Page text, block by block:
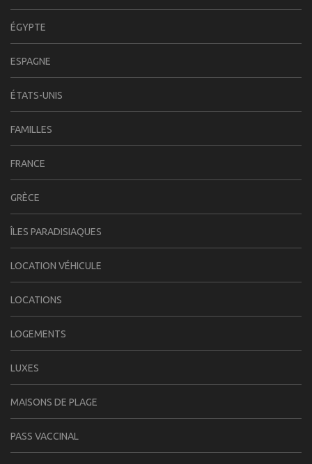
ÉGYPTE
ESPAGNE
ÉTATS-UNIS
FAMILLES
FRANCE
GRÈCE
ÎLES PARADISIAQUES
LOCATION VÉHICULE
LOCATIONS
LOGEMENTS
LUXES
MAISONS DE PLAGE
PASS VACCINAL